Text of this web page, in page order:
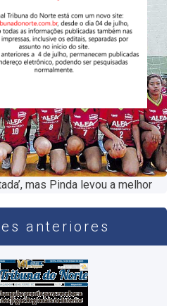
mas Pinda levou a melhor
anteriores